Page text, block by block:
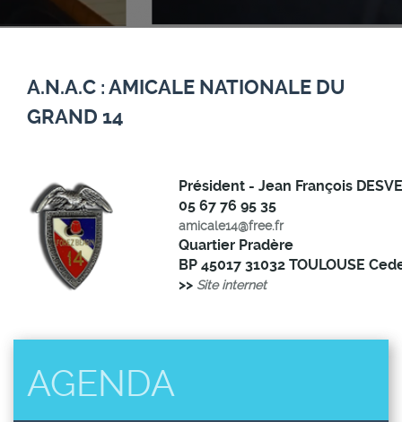
A.N.A.C : AMICALE NATIONALE DU
GRAND 14
Président - Jean François
05 67 76 95 35
amicale14@free.fr
Quartier Pradère
BP 45017 31032 TOULOUSE
>> Site internet
AGENDA